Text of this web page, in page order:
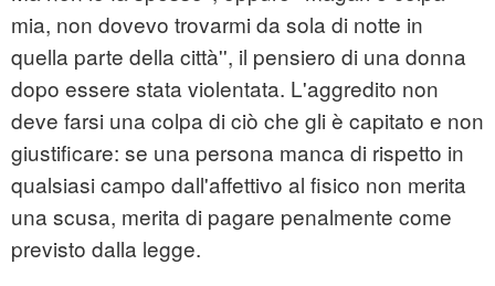
mia, non dovevo trovarmi da sola di notte in
quella parte della città'', il pensiero di una donna
dopo essere stata violentata. L'aggredito non
deve farsi una colpa di ciò che gli è capitato e non
giustificare: se una persona manca di rispetto in
qualsiasi campo dall'affettivo al fisico non merita
una scusa, merita di pagare penalmente come
previsto dalla legge.